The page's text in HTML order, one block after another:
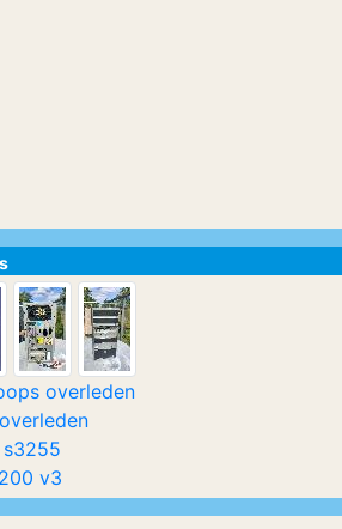
overleden
v3